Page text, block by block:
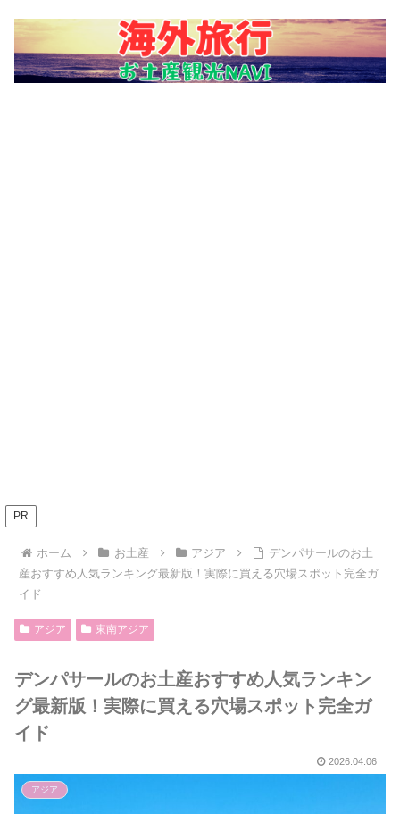
PR
ホーム お土産 アジア
デンパサールのお土
産おすすめ人気ランキング最新版！実際に買える穴場スポット完全ガ
イド
アジア 東南アジア
デンパサールのお土産おすすめ人気ランキン
グ最新版！実際に買える穴場スポット完全ガ
イド
2026.04.06
アジア